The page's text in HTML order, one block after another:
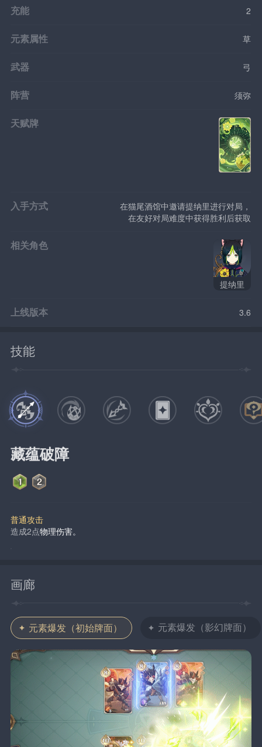
充能 2
元素属性 草
武器 弓
阵营 须弥
天赋牌
入手方式
在猫尾酒馆中邀请提纳里进行对局，
在友好对局难度中获得胜利后获取
相关角色
提纳里
上线版本 3.6
技能
藏蕴破障
普通攻击
造成2点物理伤害。
画廊
元素爆发（初始牌面） 元素爆发（影幻牌面）